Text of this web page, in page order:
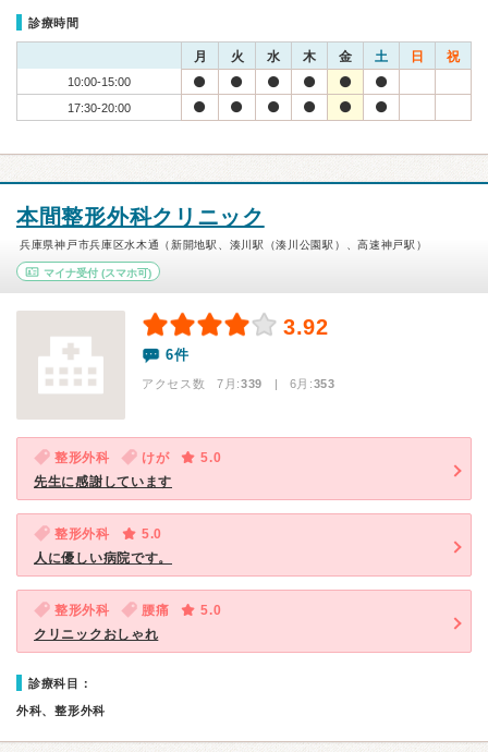
診療時間
月 火 水 木 金 土 日 祝
10:00-15:00
17:30-20:00
本間整形外科クリニック
兵庫県神戸市兵庫区水木通（新開地駅、湊川駅（湊川公園駅）、高速神戸駅）
マイナ受付 (スマホ可)
3.92
6件
アクセス数 7月:339 | 6月:353
整形外科 けが
5.0
先生に感謝しています
整形外科
5.0
人に優しい病院です。
整形外科 腰痛
5.0
クリニックおしゃれ
診療科目：
外科、整形外科